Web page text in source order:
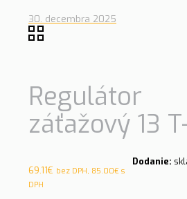
30. decembra 2025
Regulátor
záťažový 13
69.11€ bez DPH, 85.00€ s
DPH
Dodanie: